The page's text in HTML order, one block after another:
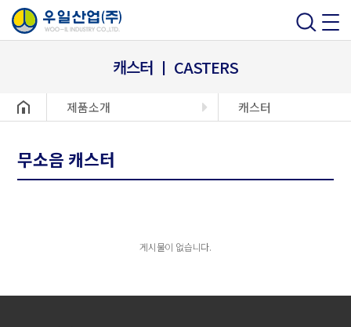
캐스터 ㅣ CASTERS
헤더설정 제품소개 캐스터
무소음 캐스터
게시물이 없습니다.